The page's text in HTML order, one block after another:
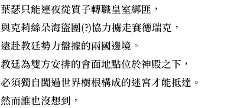
葉瑟只能連夜從質子轉職皇室綁匪，
與克莉絲朵海盜團(?)協力擄走賽德瑞克，
遠赴教廷勢力盤據的兩國邊境。
教廷為雙方安排的會面地點位於神殿之下，
必須獨自闖過世界樹根構成的迷宮才能抵達。
然而誰也沒想到，